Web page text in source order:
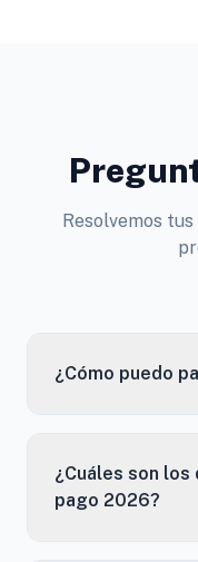
Resolvemos
¿Cómo puedo
¿Cuáles son
pago 2026?